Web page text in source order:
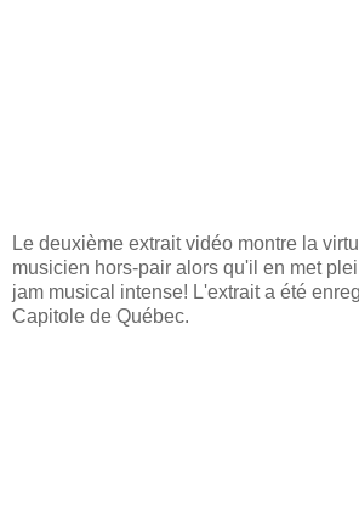
Le deuxième extrait vidéo montre la
musicien hors-pair alors qu'il en met
jam musical intense! L'extrait a été
Capitole de Québec.